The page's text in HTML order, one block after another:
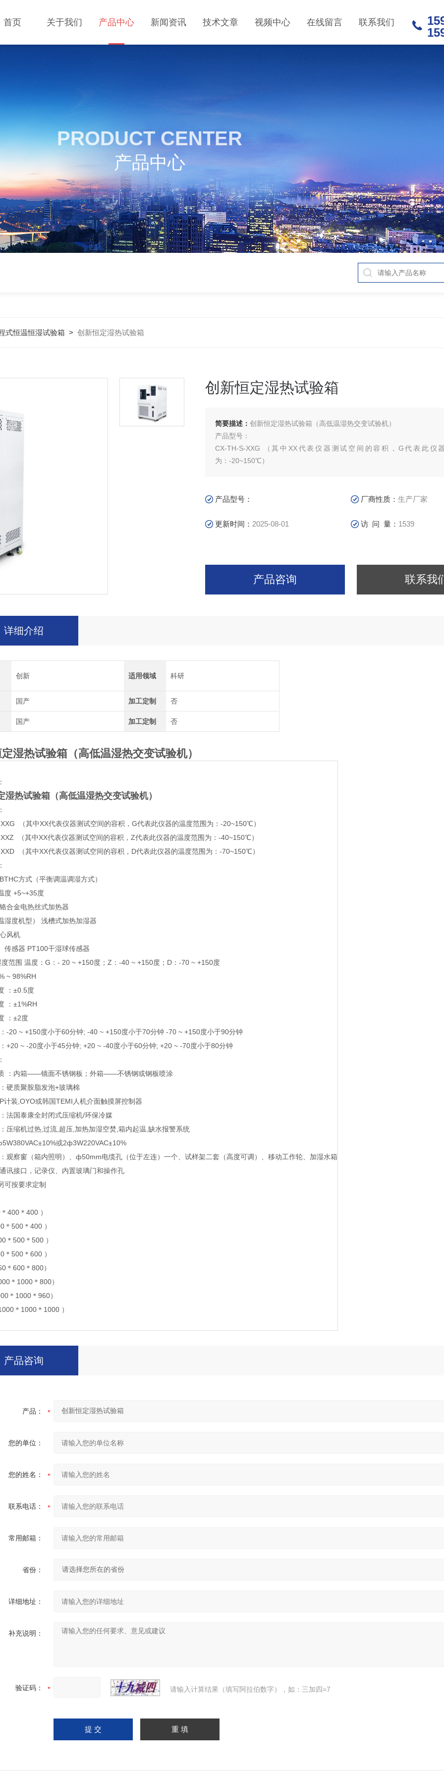
首页 关于我们 产品中心 新闻资讯 技术文章 视频中心 在线留言 联系我们
PRODUCT CENTER
产品中心
式恒温恒湿试验箱 > 创新恒定湿热试验箱
创新恒定湿热试验箱
简要描述： 创新恒定湿热试验箱（高低温湿热交变试验机）
产品型号：
CX-TH-S-XXG （其中XX代表仪器测试空间的容积，G代表此仪
为：-20~150℃）
CX-TH-S-XXD （其中XX代表仪器测试空间的容积，D代表此仪
产品型号： 厂商性质： 生产厂家
更新时间： 2025-08-01 访 问 量： 1539
产品咨询 联系我
详细介绍
创新 适用领域 科研
国产 加工定制 否
国产 加工定制 否
湿热试验箱 （高低温湿热交变试验机）
湿热试验箱 （高低温湿热交变试验机）
（其中XX代表仪器测试空间的容积，G代表此仪器的温度范围为：-20~150℃）
（其中XX代表仪器测试空间的容积，Z代表此仪器的温度范围为：-40~150℃）
（其中XX代表仪器测试空间的容积，D代表此仪器的温度范围为：-70~150℃）
方式（平衡调温调湿方式）
度 +5~+35度
合金电热丝式加热器
湿度机型） 浅槽式加热加湿器
风机
传感器 PT100干湿球传感器
范围 温度：G：- 20 ~ +150度；Z：-40 ~ +150度；D：-70 ~ +150度
~ 98%RH
：±0.5度
：±1%RH
：±2度
-20 ~ +150度小于60分钟; -40 ~ +150度小于70分钟 -70 ~ +150度小于90分钟
+20 ~ -20度小于45分钟; +20 ~ -40度小于60分钟; +20 ~ -70度小于80分钟
：内箱——镜面不锈钢板；外箱——不锈钢或钢板喷涂
硬质聚胺脂发泡+玻璃棉
计装,OYO或韩国TEMI人机介面触摸屏控制器
法国泰康全封闭式压缩机/环保冷媒
压缩机过热,过流,超压,加热加湿空焚,箱内起温,缺水报警系统
或2ф3W220VAC±10%
观察窗（箱内照明）、ф50mm电缆孔（位于左连）一个、试样架二套（高度可调）、移动工作轮、加湿水箱
讯接口，记录仪、内置玻璃门和操作孔
可按要求定制
400＊400 ）
＊500＊400 ）
＊500＊500 ）
＊500＊600 ）
＊600＊800）
＊1000＊800）
＊1000＊960）
＊1000＊1000 ）
产品咨询
产品：
您的单位：
您的姓名：
联系电话：
常用邮箱：
省份：
详细地址：
补充说明：
验证码： 请输入计算结果（填写阿拉伯数字），如：三加四=7